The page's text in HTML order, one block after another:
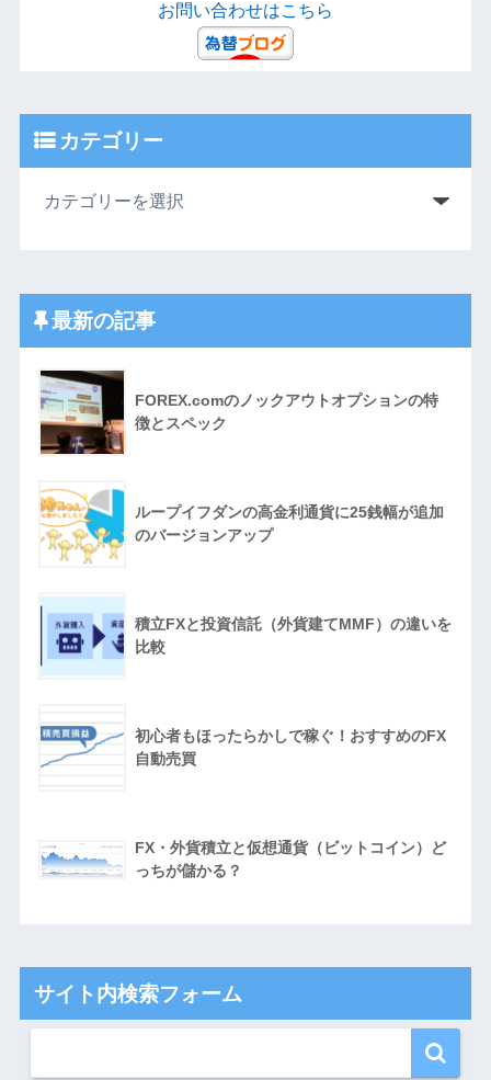
お問い合わせはこちら
カテゴリー
最新の記事
FOREX.comのノックアウトオプションの特
徴とスペック
ループイフダンの高金利通貨に25銭幅が追加
のバージョンアップ
積立FXと投資信託（外貨建てMMF）の違いを
比較
初心者もほったらかしで稼ぐ！おすすめのFX
自動売買
FX・外貨積立と仮想通貨（ビットコイン）ど
っちが儲かる？
サイト内検索フォーム